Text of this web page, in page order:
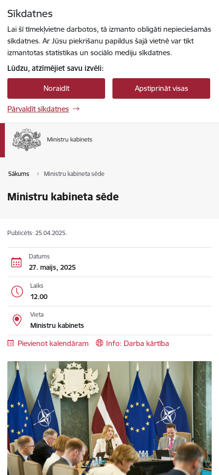
Sīkdatnes
Lai šī tīmekļvietne darbotos, tā izmanto obligāti nepieciešamās
sīkdatnes. Ar Jūsu piekrišanu papildus šajā vietnē var tikt
izmantotas statistikas un sociālo mediju sīkdatnes.
Lūdzu, atzīmējiet savu izvēli:
Noraidīt Apstiprināt visas
Pārvaldīt sīkdatnes
Sākums Ministru kabineta sēde
Ministru kabineta sēde
Publicēts: 25.04.2025.
Datums
27. maijs, 2025
Laiks
12.00
Vieta
Ministru kabinets
Pievienot kalendāram Info: Darba kārtība